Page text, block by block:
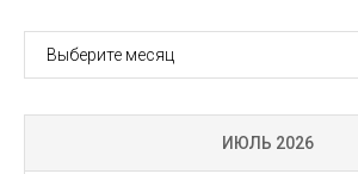
АРХИВ
ИЮЛЬ 2026